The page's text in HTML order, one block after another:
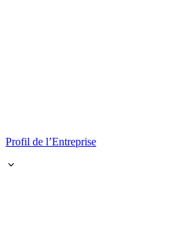
Profil de l’Entreprise